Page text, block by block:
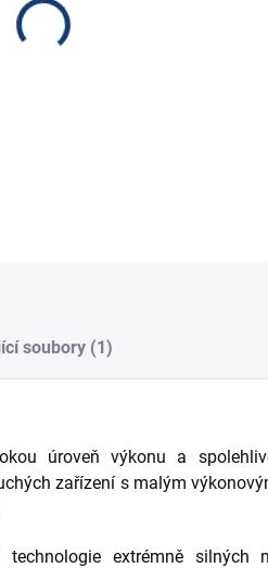
mimořádná odolnost a
využití
soubory (1)
úroveň výkonu a
zařízení s malým
extrémně silných